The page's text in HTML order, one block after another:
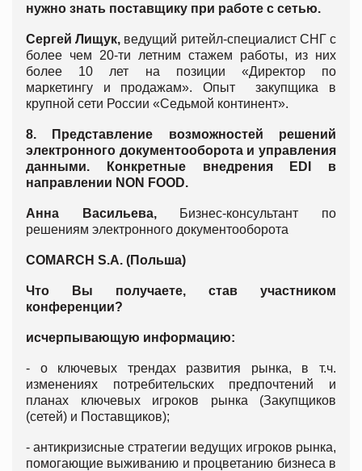
нужно знать поставщику при работе с сетью.
Сергей Лищук, ведущий ритейл-специалист СНГ с
более чем 20-ти летним стажем работы, из них
более 10 лет на позиции «Директор по
маркетингу и продажам». Опыт закупщика в
крупной сети России «Седьмой континент».
8.
Представление возможностей решений
электронного документооборота и управления
данными. Конкретные внедрения
EDI
в
направлении NON FOOD.
Анна Васильева, Бизнес-консультант по
решениям электронного документооборота
COMARCH S.A. (Польша)
Что Вы получаете, став участником
конференции?
исчерпывающую информацию:
- о ключевых трендах развития рынка, в т.ч.
изменениях потребительских предпочтений и
планах ключевых игроков рынка (Закупщиков
(сетей) и Поставщиков);
- антикризисные стратегии ведущих игроков рынка,
помогающие выживанию и процветанию бизнеса в